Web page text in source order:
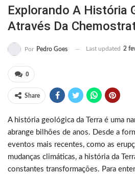
Explorando A História
Através Da
Por Pedro Goes Last updated 2
0
Share
A história geológica da Terra é uma
abrange bilhões de anos. Desde a
eventos mais recentes, como as
mudanças climáticas, a história da
constantes transformações. Para